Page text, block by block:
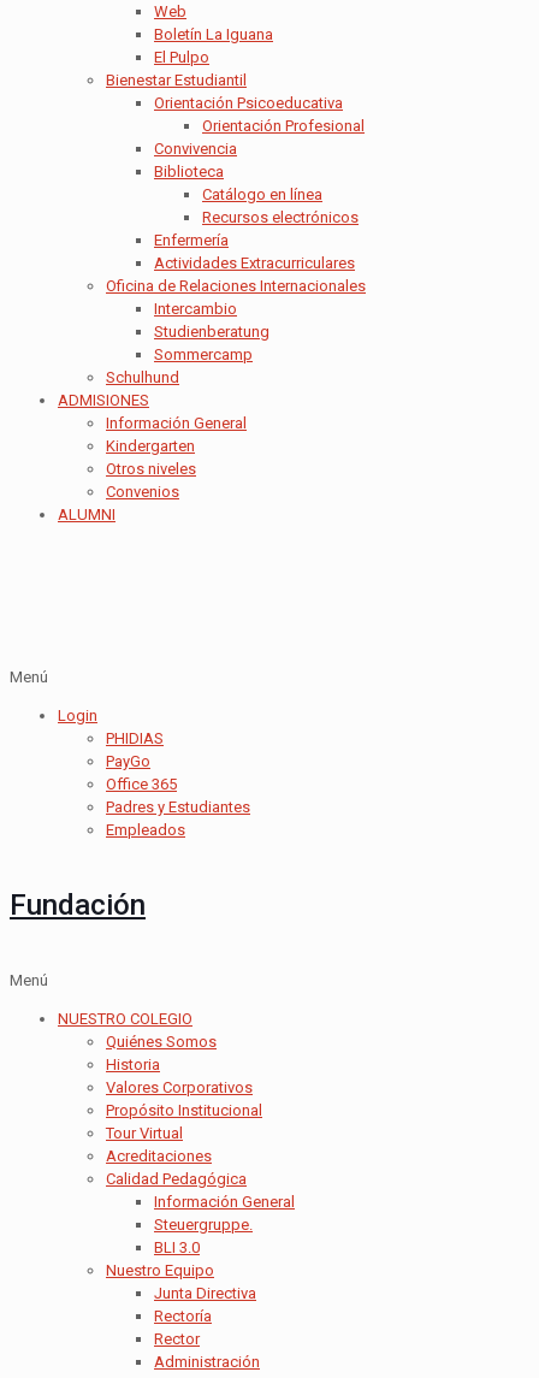
Web
Boletín La Iguana
El Pulpo
Bienestar Estudiantil
Orientación Psicoeducativa
Orientación Profesional
Convivencia
Biblioteca
Catálogo en línea
Recursos electrónicos
Enfermería
Actividades Extracurriculares
Oficina de Relaciones Internacionales
Intercambio
Studienberatung
Sommercamp
Schulhund
ADMISIONES
Información General
Kindergarten
Otros niveles
Convenios
ALUMNI
Menú
Login
PHIDIAS
PayGo
Office 365
Padres y Estudiantes
Empleados
Fundación
Menú
NUESTRO COLEGIO
Quiénes Somos
Historia
Valores Corporativos
Propósito Institucional
Tour Virtual
Acreditaciones
Calidad Pedagógica
Información General
Steuergruppe.
BLI 3.0
Nuestro Equipo
Junta Directiva
Rectoría
Rector
Administración